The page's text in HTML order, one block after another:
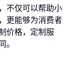
不仅可以帮助小
更能够为消费者
价格，定制服
。